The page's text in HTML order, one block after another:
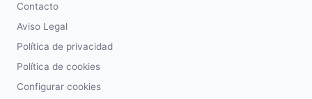
Contacto
Aviso Legal
Política de privacidad
Política de cookies
Configurar cookies